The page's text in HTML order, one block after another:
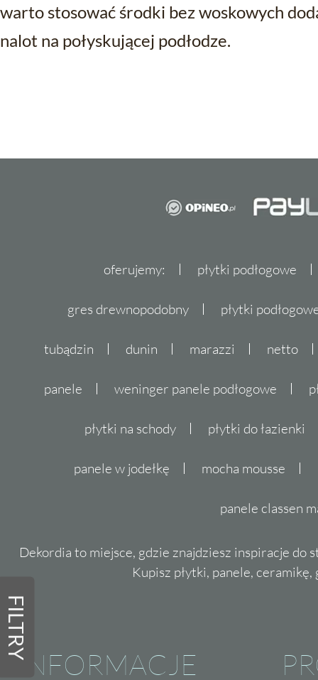
FILTRY
warto stosować środki bez woskowych
nalot na połyskującej podłodze.
oferujemy: płytki podłogowe
gres drewnopodobny płytki
tubądzin dunin marazzi netto
panele weninger panele podłogowe
płytki na schody płytki do łazienki
panele w jodełkę mocha mousse
panele classen
Dekordia to miejsce, gdzie znajdziesz inspiracje do
Kupisz płytki, panele,
INFORMACJE